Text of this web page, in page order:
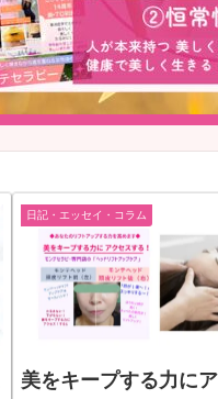
日記・エッセイ・コラム
美をキープする力に